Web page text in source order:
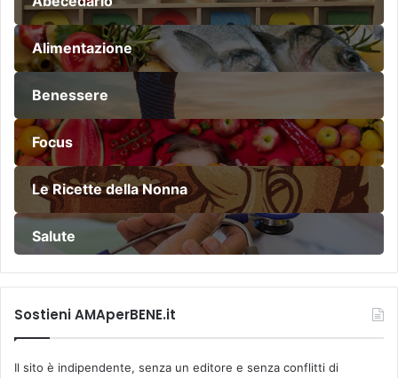
Alimentazione
Benessere
Focus
Le Ricette della Nonna
Salute
Sostieni AMAperBENE.it
Il sito è indipendente, senza un editore e senza conflitti di